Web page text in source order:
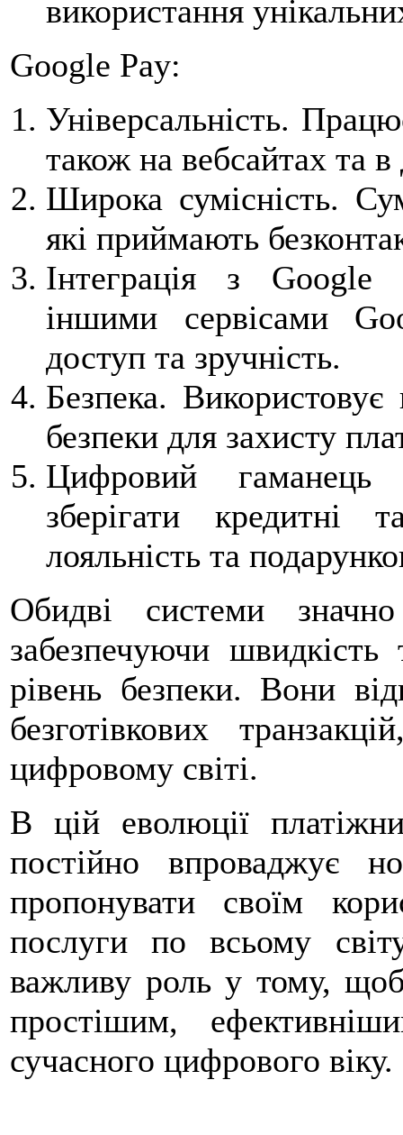
використання
Google Pay:
Універсальність.
також на вебсайтах та в
Широка сумісність.
які приймають
Інтеграція з Google
іншими сервісами
доступ та зручність.
Безпека.
безпеки для захисту
Цифровий
зберігати кредитні
лояльність та
Обидві системи
забезпечуючи
рівень безпеки. Вони
безготівкових
цифровому світі.
В цій еволюції
постійно впроваджує
пропонувати своїм
послуги по всьому
важливу роль у тому,
простішим,
сучасного цифрового віку.